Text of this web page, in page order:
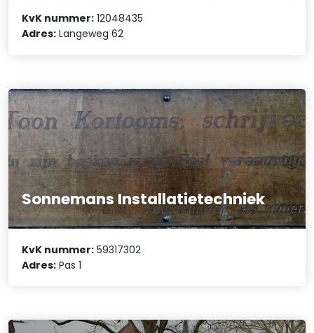
KvK nummer: 12048435
Adres: Langeweg 62
Sonnemans Installatietechniek
KvK nummer: 59317302
Adres: Pas 1